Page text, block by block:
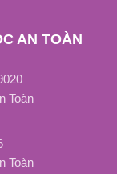
Kỳ Sạc
AN TOÀN
Toàn
Toàn